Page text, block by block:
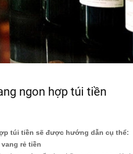
ngon hợp túi tiền
túi tiền sẽ được hướng dẫn cụ thể:
rẻ tiền
Rượu Macallan
Làm đẹp cùng rượu vang
những điều cần lưu ý